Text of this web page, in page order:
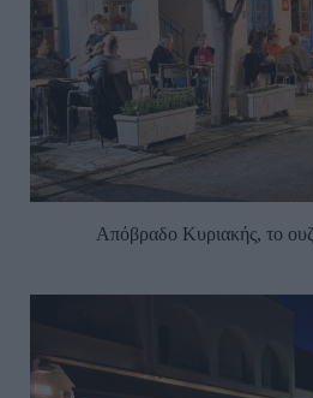
Απόβραδο Κυριακής, το